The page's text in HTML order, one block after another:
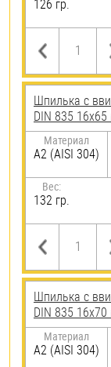
126 гр.
Шпилька c
DIN 835
Материал
А2 (AISI 304)
Вес:
132 гр.
Шпилька c
DIN 835
Материал
А2 (AISI 304)